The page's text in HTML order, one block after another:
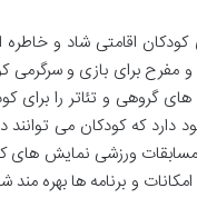
اقامتی شاد و خاطره
برای بازی و سرگرمی
گروهی و تئاتر را برای
که کودکان می توانند در
مسابقات ورزشی نمایش
و برنامه ها بهره